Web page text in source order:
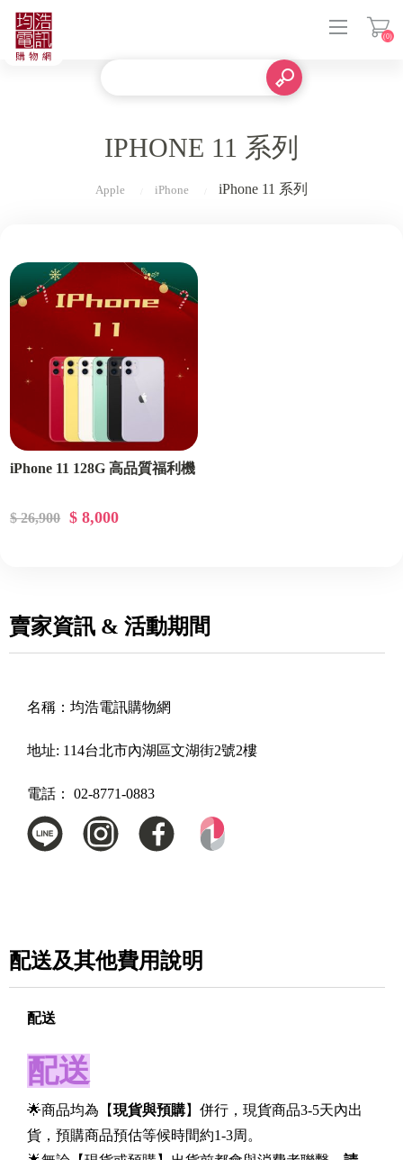
(0)
IPHONE 11 系列
Apple iPhone iPhone 11 系列
iPhone 11 128G 高品質福利機
$ 26,900 $ 8,000
賣家資訊 & 活動期間
名稱： 均浩電訊購物網
地址: 114台北市內湖區文湖街2號2樓
電話： 02-8771-0883
配送及其他費用說明
配送
配送
🌟商品均為【現貨與預購】併行，現貨商品3-5天內出
貨，預購商品預估等候時間約1-3周。